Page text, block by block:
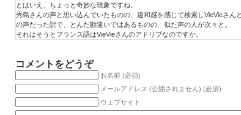
とはいえ、ちょっと奇妙な現象ですね。
秀島さんの声と思い込んでいたものの、違和感を感じて検索しVieVieさん
の声だった訳で、とんだ勘違いではあるものの、似た声の人が次々と。
それはそうとフランス語はVieVieさんのアドリブなのですか。
コメントをどうぞ
お名前 (必須)
メールアドレス (公開されません) (必須)
ウェブサイト